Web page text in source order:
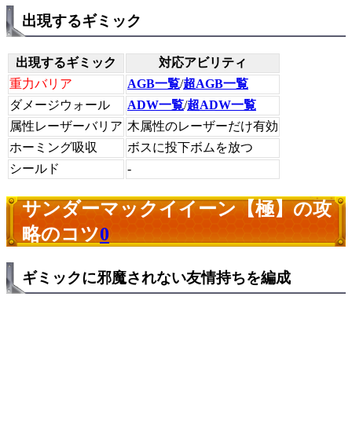
出現するギミック
出現するギミック
対応アビリティ
重力バリア
AGB一覧/超AGB一覧
ダメージウォール
ADW一覧/超ADW一覧
属性レーザーバリア 木属性のレーザーだけ有効
ホーミング吸収
ボスに投下ボムを放つ
シールド
-
サンダーマックイイーン【極】の攻
略のコツ0
ギミックに邪魔されない友情持ちを編成